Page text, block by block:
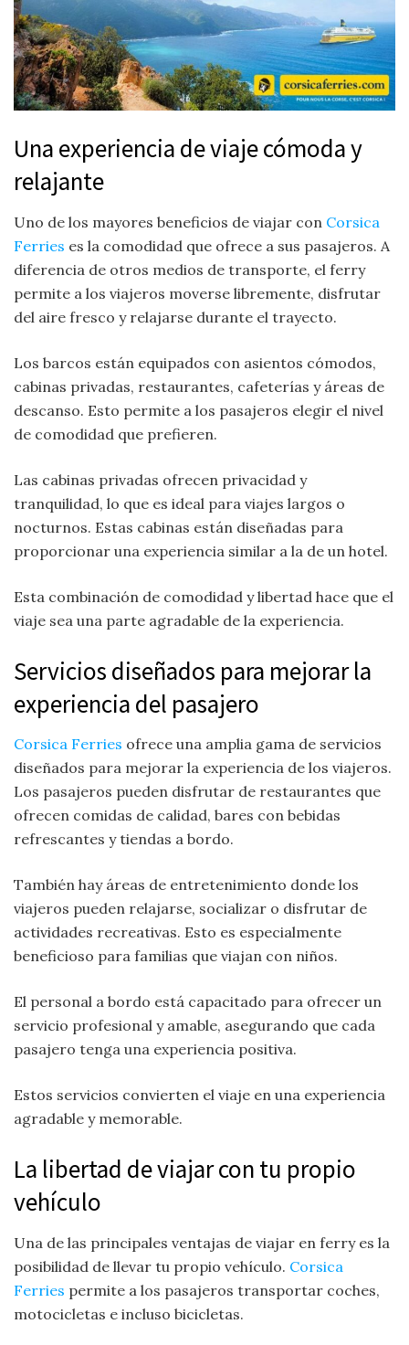
Una experiencia de viaje cómoda y
relajante
Uno de los mayores beneficios de viajar con Corsica
Ferries es la comodidad que ofrece a sus pasajeros. A
diferencia de otros medios de transporte, el ferry
permite a los viajeros moverse libremente, disfrutar
del aire fresco y relajarse durante el trayecto.
Los barcos están equipados con asientos cómodos,
cabinas privadas, restaurantes, cafeterías y áreas de
descanso. Esto permite a los pasajeros elegir el nivel
de comodidad que prefieren.
Las cabinas privadas ofrecen privacidad y
tranquilidad, lo que es ideal para viajes largos o
nocturnos. Estas cabinas están diseñadas para
proporcionar una experiencia similar a la de un hotel.
Esta combinación de comodidad y libertad hace que el
viaje sea una parte agradable de la experiencia.
Servicios diseñados para mejorar la
experiencia del pasajero
Corsica Ferries ofrece una amplia gama de servicios
diseñados para mejorar la experiencia de los viajeros.
Los pasajeros pueden disfrutar de restaurantes que
ofrecen comidas de calidad, bares con bebidas
refrescantes y tiendas a bordo.
También hay áreas de entretenimiento donde los
viajeros pueden relajarse, socializar o disfrutar de
actividades recreativas. Esto es especialmente
beneficioso para familias que viajan con niños.
El personal a bordo está capacitado para ofrecer un
servicio profesional y amable, asegurando que cada
pasajero tenga una experiencia positiva.
Estos servicios convierten el viaje en una experiencia
agradable y memorable.
La libertad de viajar con tu propio
vehículo
Una de las principales ventajas de viajar en ferry es la
posibilidad de llevar tu propio vehículo. Corsica
Ferries permite a los pasajeros transportar coches,
motocicletas e incluso bicicletas.